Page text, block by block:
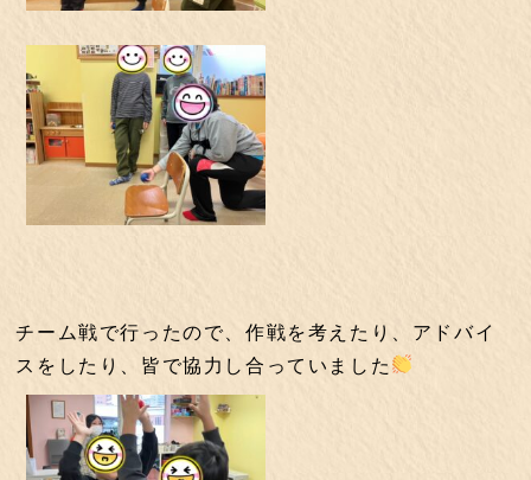
チーム戦で行ったので、作戦を考えたり、アドバイ
スをしたり、皆で協力し合っていました